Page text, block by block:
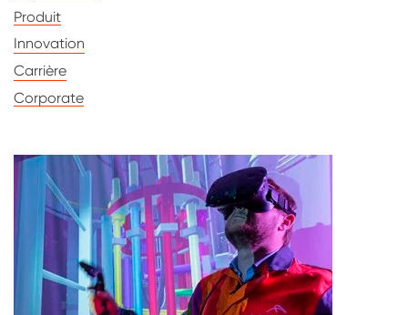
Produit
Innovation
Carrière
Corporate